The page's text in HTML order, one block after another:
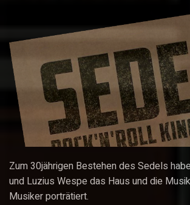
Zum 30jährigen Bestehen des Sedels
und Luzius Wespe das Haus und die
Musiker porträtiert.